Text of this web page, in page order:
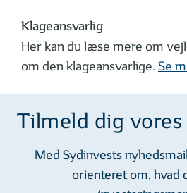
Klageansvarlig
Her kan du læse mere om
om den klageansvarlige. Se
Tilmeld dig
Med Sydinvests
orienteret om, hvad